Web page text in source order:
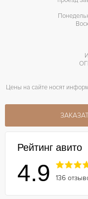
Цены на сайте носят
Рейтинг авито
4.9 136